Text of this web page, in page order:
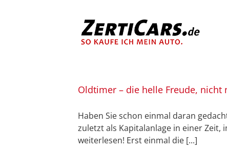
Oldtimer – die helle Freude, nicht
Haben Sie schon einmal daran
zuletzt als Kapitalanlage in einer Zeit,
weiterlesen! Erst einmal die [...]